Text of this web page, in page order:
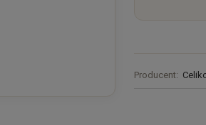
Producent: